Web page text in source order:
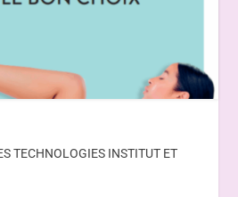
TECHNOLOGIES INSTITUT ET